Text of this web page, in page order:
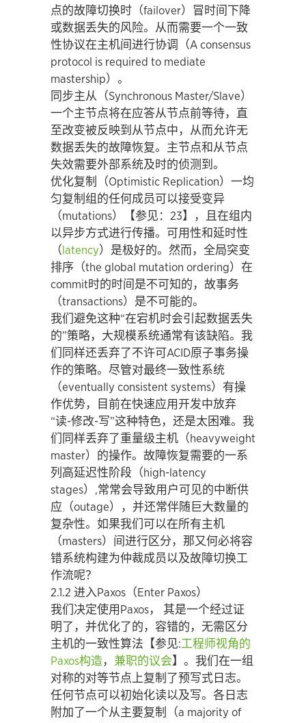
点的故障切换时（failover）冒时间下降
或数据丢失的风险。从而需要一个一致
性协议在主机间进行协调（A consensus
protocol is required to mediate
mastership）。
同步主从（Synchronous Master/Slave）
一个主节点将在应答从节点前等待，直
至改变被反映到从节点中，从而允许无
数据丢失的故障恢复。主节点和从节点
失效需要外部系统及时的侦测到。
优化复制（Optimistic Replication）一均
匀复制组的任何成员可以接受变异
（mutations）【参见：23】，且在组内
以异步方式进行传播。可用性和延时性
（ latency）是极好的。然而，全局突变
排序（the global mutation ordering）在
commit时的时间是不可知的，故事务
（transactions）是不可能的。
我们避免这种“在宕机时会引起数据丢失
的”策略，大规模系统通常有该缺陷。我
们同样还丢弃了不许可ACID原子事务操
作的策略。尽管对最终一致性系统
（eventually consistent systems）有操
作优势，目前在快速应用开发中放弃
“读-修改-写”这种特色，还是太困难。我
们同样丢弃了重量级主机（heavyweight
master）的操作。故障恢复需要的一系
列高延迟性阶段（high-latency
stages）,常常会导致用户可见的中断供
应（outage），并还常伴随巨大数量的
复杂性。如果我们可以在所有主机
（masters）间进行区分，那又何必将容
错系统构建为仲裁成员以及故障切换工
作流呢？
2.1.2 进入Paxos（Enter Paxos）
我们决定使用Paxos， 其是一个经过证
明了，并优化了的，容错的，无需区分
主机的一致性算法【参见:工程师视角的
Paxos构造， 兼职的议会】。我们在一组
对称的对等节点上复制了预写式日志。
任何节点可以初始化读以及写。各日志
附加了一个从主要复制（a majority of